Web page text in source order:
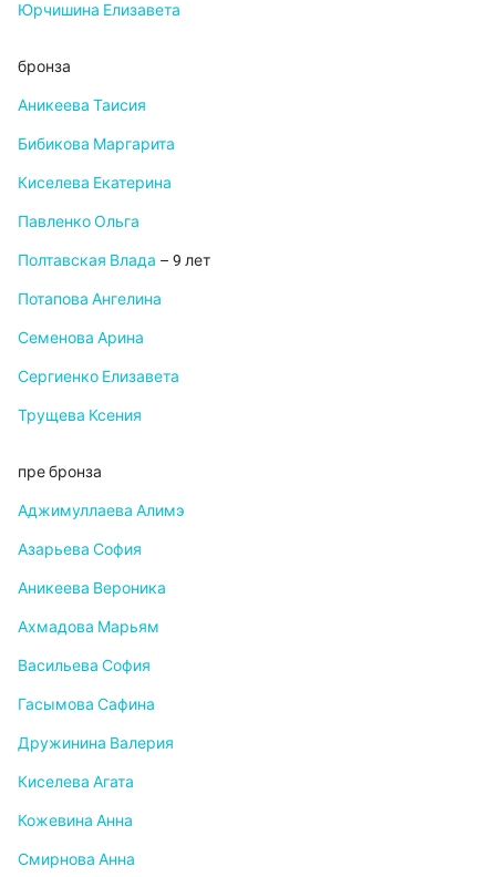
Юрчишина Елизавета
бронза
Аникеева Таисия
Бибикова Маргарита
Киселева Екатерина
Павленко Ольга
Полтавская Влада – 9 лет
Потапова Ангелина
Семенова Арина
Сергиенко Елизавета
Трущева Ксения
пре бронза
Аджимуллаева Алимэ
Азарьева София
Аникеева Вероника
Ахмадова Марьям
Васильева София
Гасымова Сафина
Дружинина Валерия
Киселева Агата
Кожевина Анна
Смирнова Анна